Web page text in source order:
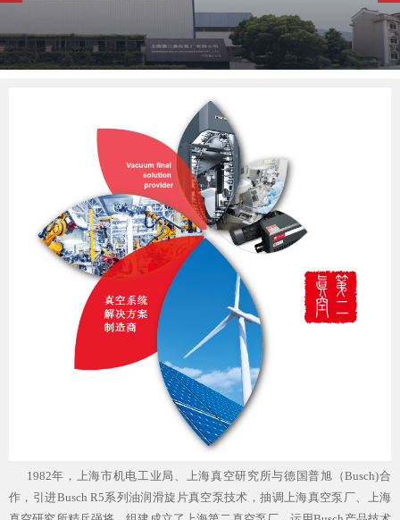
1982年，上海市机电工业局、上海真空研究所与德国普旭（Busch)合
作，引进Busch R5系列油润滑旋片真空泵技术，抽调上海真空泵厂、上海